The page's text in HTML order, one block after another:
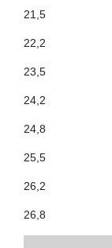
21,5
22,2
23,5
24,2
24,8
25,5
26,2
26,8